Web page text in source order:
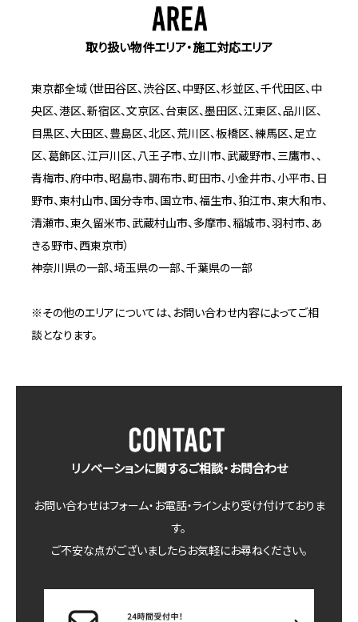
取り扱い物件エリア・施工対応エリア
東京都全域（世田谷区、渋谷区、中野区、杉並区、千代田区、中
央区、港区、新宿区、文京区、台東区、墨田区、江東区、品川区、
目黒区、大田区、豊島区、北区、荒川区、板橋区、練馬区、足立
区、葛飾区、江戸川区、八王子市、立川市、武蔵野市、三鷹市、、
青梅市、府中市、昭島市、調布市、町田市、小金井市、小平市、日
野市、東村山市、国分寺市、国立市、福生市、狛江市、東大和市、
清瀬市、東久留米市、武蔵村山市、多摩市、稲城市、羽村市、あ
きる野市、西東京市）
神奈川県の一部、埼玉県の一部、千葉県の一部
※その他のエリアについては、お問い合わせ内容によってご相
談となります。
リノベーションに関するご相談・お問合わせ
お問い合わせはフォーム・お電話・ラインより受け付けておりま
す。
ご不安な点がございましたらお気軽にお尋ねください。